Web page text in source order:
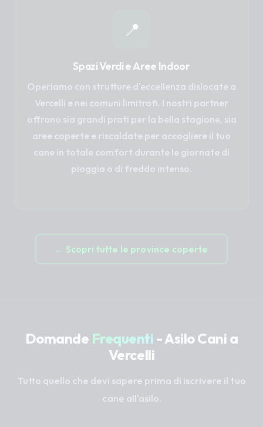
📍
Spazi Verdi e Aree Indoor
Operiamo con strutture d'eccellenza dislocate a
Vercelli e nei comuni limitrofi. I nostri partner
offrono sia grandi prati per la bella stagione, sia
aree coperte e riscaldate per accogliere il tuo
cane in totale comfort durante le giornate di
pioggia o di freddo intenso.
← Scopri tutte le province coperte
Domande Frequenti - Asilo Cani a
Vercelli
Tutto quello che devi sapere prima di iscrivere il tuo
cane all'asilo.